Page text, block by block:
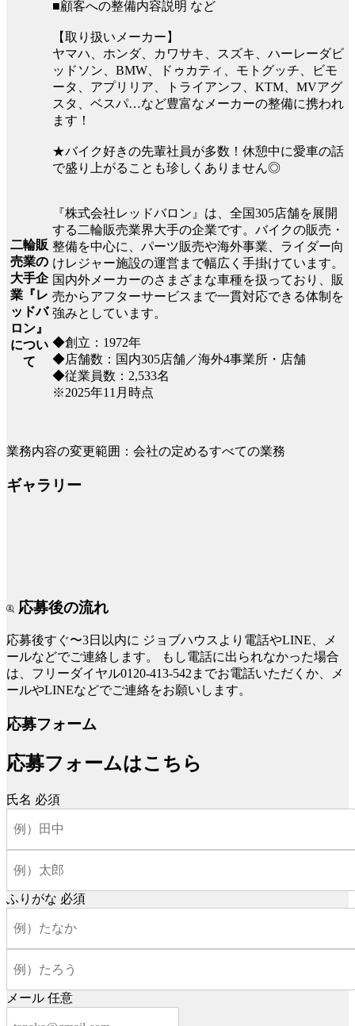
■顧客への整備内容説明 など
【取り扱いメーカー】
ヤマハ、ホンダ、カワサキ、スズキ、ハーレーダビ
ッドソン、BMW、ドゥカティ、モトグッチ、ビモ
ータ、アプリリア、トライアンフ、KTM、MVアグ
スタ、ベスパ…など豊富なメーカーの整備に携われ
ます！
★バイク好きの先輩社員が多数！休憩中に愛車の話
で盛り上がることも珍しくありません◎
二輪販
売業の
大手企
業『レ
ッドバ
ロン』
につい
て
『株式会社レッドバロン』は、全国305店舗を展開
する二輪販売業界大手の企業です。バイクの販売・
整備を中心に、パーツ販売や海外事業、ライダー向
けレジャー施設の運営まで幅広く手掛けています。
国内外メーカーのさまざまな車種を扱っており、販
売からアフターサービスまで一貫対応できる体制を
強みとしています。
◆創立：1972年
◆店舗数：国内305店舗／海外4事業所・店舗
◆従業員数：2,533名
※2025年11月時点
業務内容の変更範囲：会社の定めるすべての業務
ギャラリー
応募後の流れ
応募後すぐ〜3日以内に ジョブハウスより電話やLINE、メ
ールなどでご連絡します。
もし電話に出られなかった場合
は、フリーダイヤル0120-413-542までお電話いただくか、メ
ールやLINEなどでご連絡をお願いします。
応募フォーム
応募フォームはこちら
氏名 必須
ふりがな 必須
メール 任意